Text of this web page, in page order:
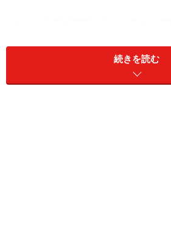
週のように英単語の小テストがある
続きを読む